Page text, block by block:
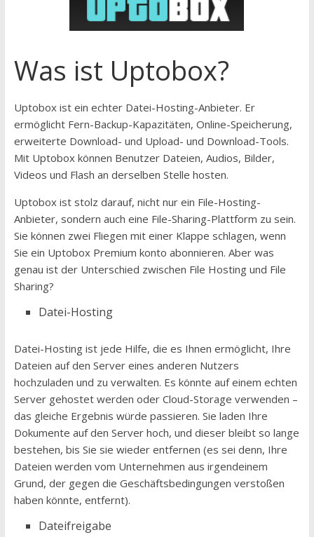
Was ist Uptobox?
Uptobox ist ein echter Datei-Hosting-Anbieter. Er
ermöglicht Fern-Backup-Kapazitäten, Online-Speicherung,
erweiterte Download- und Upload- und Download-Tools.
Mit Uptobox können Benutzer Dateien, Audios, Bilder,
Videos und Flash an derselben Stelle hosten.
Uptobox ist stolz darauf, nicht nur ein File-Hosting-
Anbieter, sondern auch eine File-Sharing-Plattform zu sein.
Sie können zwei Fliegen mit einer Klappe schlagen, wenn
Sie ein Uptobox Premium konto abonnieren. Aber was
genau ist der Unterschied zwischen File Hosting und File
Sharing?
Datei-Hosting
Datei-Hosting ist jede Hilfe, die es Ihnen ermöglicht, Ihre
Dateien auf den Server eines anderen Nutzers
hochzuladen und zu verwalten. Es könnte auf einem echten
Server gehostet werden oder Cloud-Storage verwenden –
das gleiche Ergebnis würde passieren. Sie laden Ihre
Dokumente auf den Server hoch, und dieser bleibt so lange
bestehen, bis Sie sie wieder entfernen (es sei denn, Ihre
Dateien werden vom Unternehmen aus irgendeinem
Grund, der gegen die Geschäftsbedingungen verstoßen
haben könnte, entfernt).
Dateifreigabe